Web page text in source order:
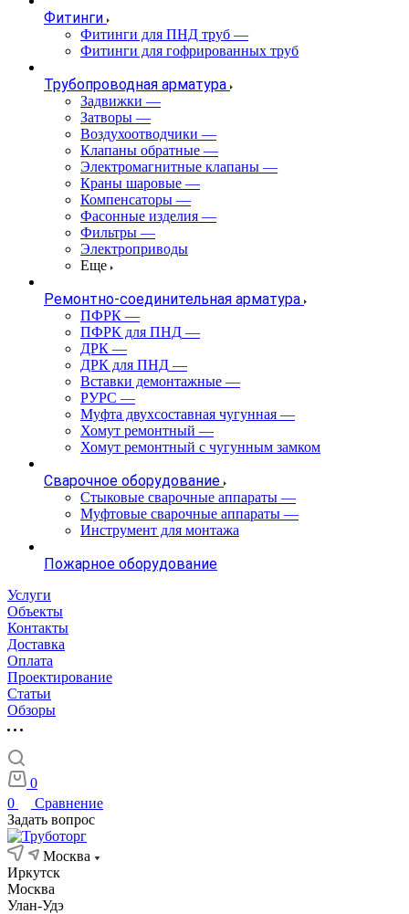
Фитинги
Фитинги для ПНД труб —
Фитинги для гофрированных труб
Трубопроводная арматура
Задвижки —
Затворы —
Воздухоотводчики —
Клапаны обратные —
Электромагнитные клапаны —
Краны шаровые —
Компенсаторы —
Фасонные изделия —
Фильтры —
Электроприводы
Еще
Ремонтно-соединительная арматура
ПФРК —
ПФРК для ПНД —
ДРК —
ДРК для ПНД —
Вставки демонтажные —
РУРС —
Муфта двухсоставная чугунная —
Хомут ремонтный —
Хомут ремонтный с чугунным замком
Сварочное оборудование
Стыковые сварочные аппараты —
Муфтовые сварочные аппараты —
Инструмент для монтажа
Пожарное оборудование
Услуги
Объекты
Контакты
Доставка
Оплата
Проектирование
Статьи
Обзоры
0
0
Сравнение
Задать вопрос
Москва
Иркутск
Москва
Улан-Удэ